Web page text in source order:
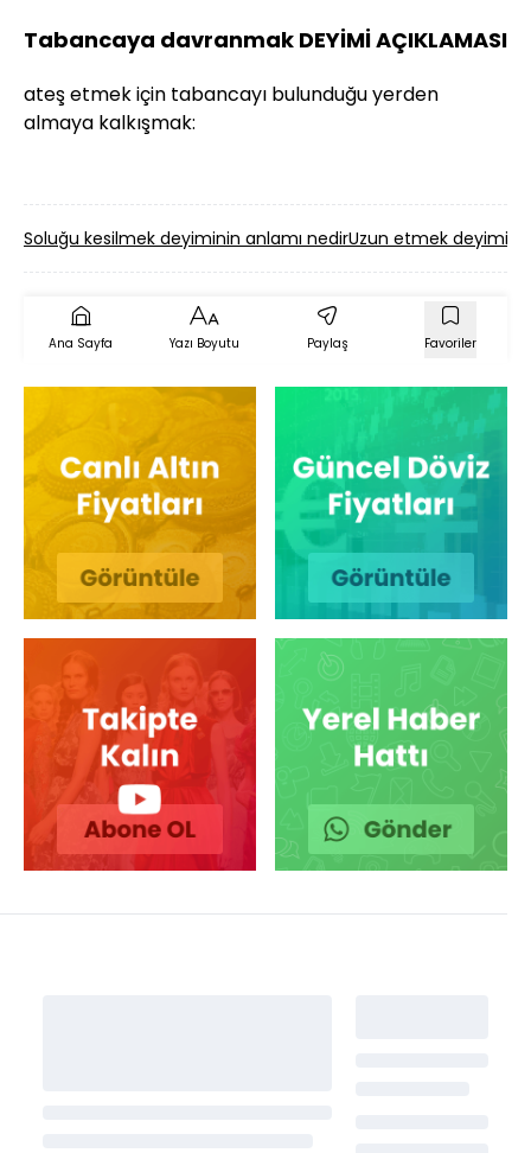
Tabancaya davranmak DEYİMİ AÇIKLAMASI
ateş etmek için tabancayı bulunduğu yerden
almaya kalkışmak:
Soluğu kesilmek deyiminin anlamı nedirUzun etmek
Ana Sayfa Yazı Boyutu Paylaş Favoriler